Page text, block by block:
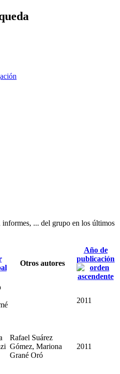
... del grupo en los últimos
Otros autores
Año de
publicación
2011
Rafael Suárez
Gómez, Mariona
Grané Oró
2011